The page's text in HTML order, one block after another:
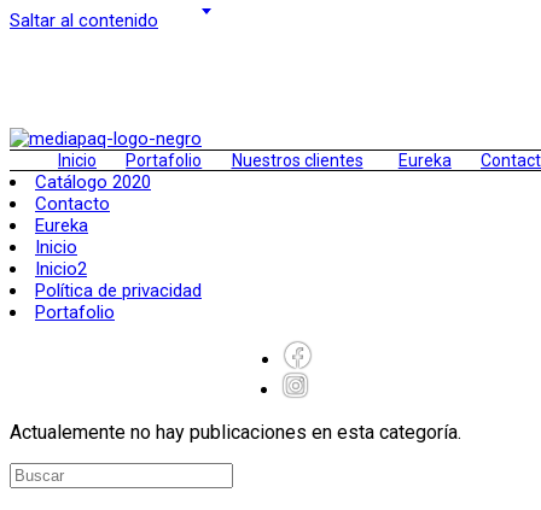
Saltar al contenido
Inicio Portafolio Nuestros clientes Eureka
Catálogo 2020
Contacto
Eureka
Inicio
Inicio2
Política de privacidad
Portafolio
Actualemente no hay publicaciones en esta categoría.